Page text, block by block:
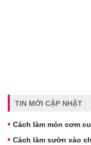
TIN MỚI CẬP NHẬT
Cách làm món cơm
Cách làm sườn xào